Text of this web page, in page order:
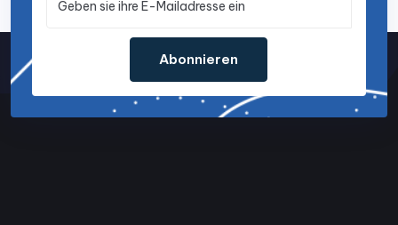
Abonnieren